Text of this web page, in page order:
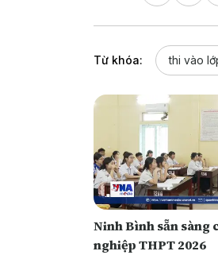
Từ khóa: thi vào
Ninh Bình sẵn sàng
nghiệp THPT 2026